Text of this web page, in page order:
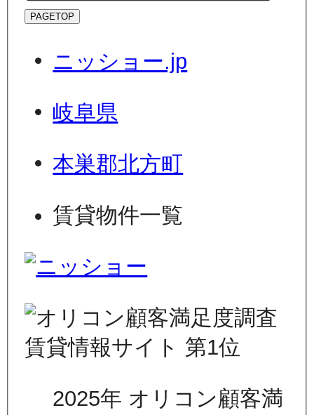
PAGETOP
ニッショー.jp
岐阜県
本巣郡北方町
賃貸物件一覧
2025年 オリコン顧客満